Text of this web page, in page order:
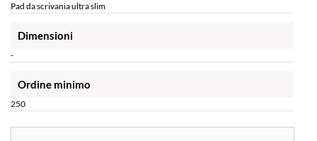
Pad da scrivania ultra slim
Dimensioni
-
Ordine minimo
250